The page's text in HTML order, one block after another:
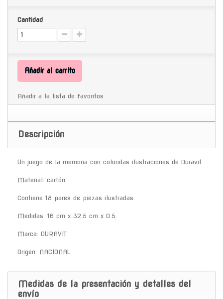
Cantidad
Añadir al carrito
Añadir a la lista de favoritos
Descripción
Un juego de la memoria con coloridas ilustraciones de Duravit.
Material: cartón
Contiene 18 pares de piezas ilustradas.
Medidas: 16 cm x 32.5 cm x 0.5.
Marca: DURAVIT
Origen: NACIONAL
Medidas de la presentación y detalles del
envío